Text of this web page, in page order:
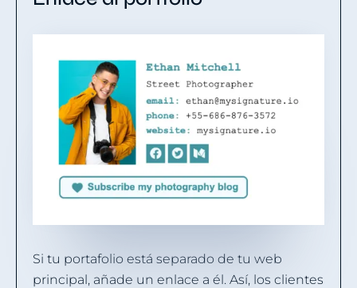
Si tu portafolio está separado de tu web
principal, añade un enlace a él. Así, los clientes